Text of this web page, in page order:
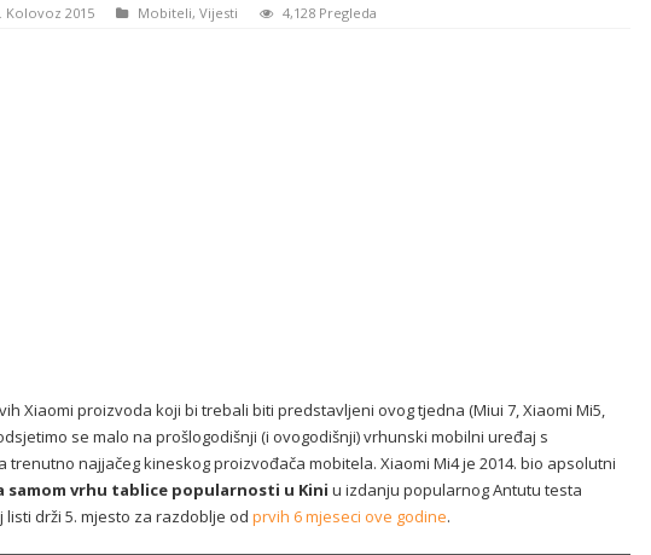
Kolovoz 2015 Mobiteli, Vijesti 4,128 Pregleda
Xiaomi proizvoda koji bi trebali biti predstavljeni ovog tjedna (Miui 7, Xiaomi Mi5,
se malo na prošlogodišnji (i ovogodišnji) vrhunski mobilni uređaj s
trenutno najjačeg kineskog proizvođača mobitela. Xiaomi Mi4 je 2014. bio apsolutni
samom vrhu tablice popularnosti u Kini u izdanju popularnog Antutu testa
listi drži 5. mjesto za razdoblje od prvih 6 mjeseci ove godine.